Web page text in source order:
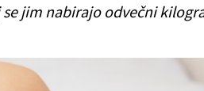
jim nabirajo odvečni